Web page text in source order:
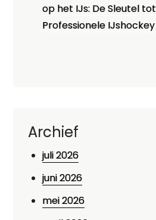
op het IJs: De Sleutel
Professionele
Archief
juli 2026
juni 2026
mei 2026